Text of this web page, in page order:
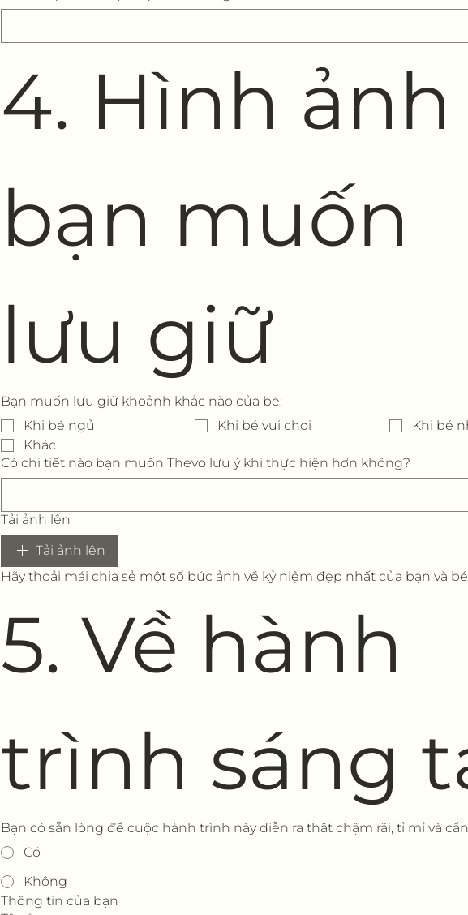
4. Hình ảnh
bạn muốn
lưu giữ
Bạn muốn lưu giữ khoảnh khắc nào của bé:
Khi bé ngủ
Khi bé vui chơi
Khi bé
Khác
Có chi tiết nào bạn muốn Thevo lưu ý khi thực hiện hơn không?
Tải ảnh lên
Tải ảnh lên
Hãy thoải mái chia sẻ một số bức ảnh về kỷ niệm đẹp nhất của bạn và
5. Về hành
trình sáng
Bạn có sẵn lòng để cuộc hành trình này diễn ra thật chậm rãi, tỉ mỉ và
Có
Không
Thông tin của bạn